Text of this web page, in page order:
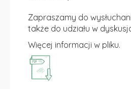
Zapraszamy do
także do udziału w
Więcej informacji w pliku.